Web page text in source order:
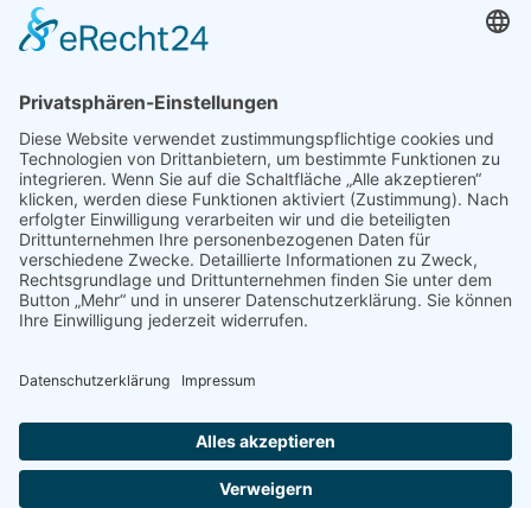
Schulangebote
Shop
MEDIEN & PRESSE
Informationsfalter
Informativ
Otternet
natur & land
Presse
ÜBER UNS
Regionalgruppen
Statuten